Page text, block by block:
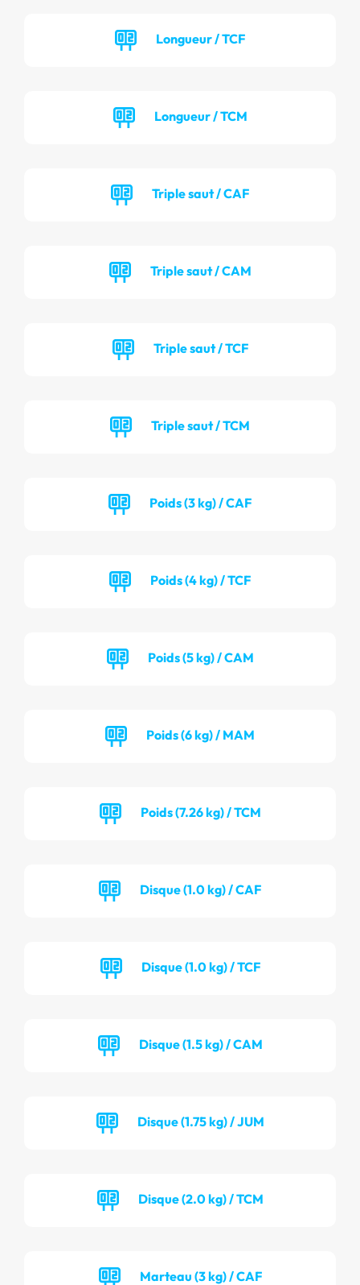
Longueur / TCF
Longueur / TCM
Triple saut / CAF
Triple saut / CAM
Triple saut / TCF
Triple saut / TCM
Poids (3 kg) / CAF
Poids (4 kg) / TCF
Poids (5 kg) / CAM
Poids (6 kg) / MAM
Poids (7.26 kg) / TCM
Disque (1.0 kg) / CAF
Disque (1.0 kg) / TCF
Disque (1.5 kg) / CAM
Disque (1.75 kg) / JUM
Disque (2.0 kg) / TCM
Marteau (3 kg) / CAF